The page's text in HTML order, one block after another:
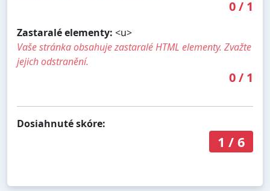
0/ 1
Zastaralé elementy: <u>
Vaše stránka obsahuje zastaralé HTML elementy. Zvažte
jejich odstranění.
0/ 1
Dosiahnuté skóre:
1 / 6